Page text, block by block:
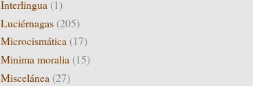
Interlingua (1)
Luciérnagas (205)
Microcismática (17)
Minima moralia (15)
Miscelánea (27)